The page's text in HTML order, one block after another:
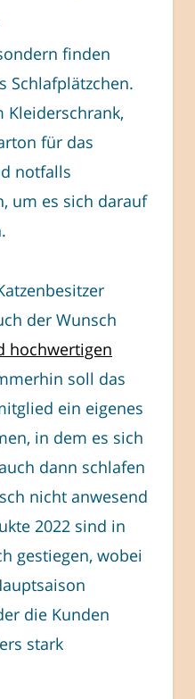
finden
Schlafplätzchen.
Kleiderschrank,
für das
notfalls
um es sich darauf
der Wunsch
hochwertigen
soll das
ein eigenes
in dem es sich
dann schlafen
nicht anwesend
2022 sind in
gestiegen, wobei
die Kunden
stark